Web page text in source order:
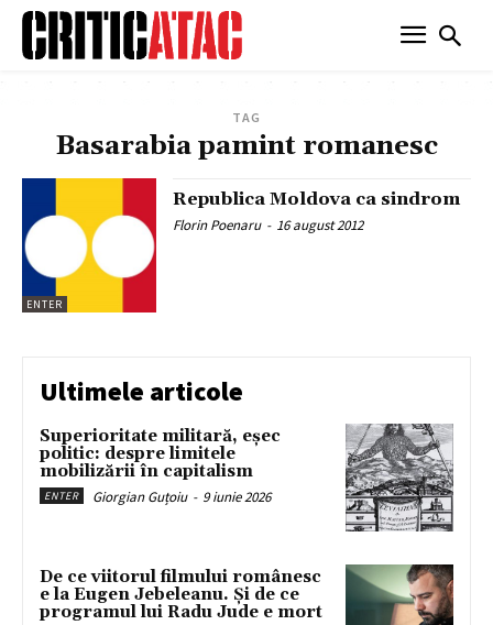
TAG
Basarabia pamint romanesc
ENTER
Republica Moldova ca sindrom
Florin Poenaru - 16 august 2012
Ultimele articole
Superioritate militară, eșec
politic: despre limitele
mobilizării în capitalism
ENTER Giorgian Guțoiu - 9 iunie 2026
De ce viitorul filmului românesc
e la Eugen Jebeleanu. Și de ce
programul lui Radu Jude e mort